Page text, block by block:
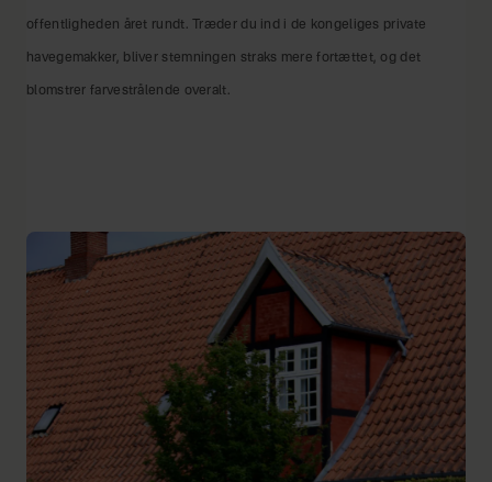
offentligheden året rundt. Træder du ind i de kongeliges private
havegemakker, bliver stemningen straks mere fortættet, og det
blomstrer farvestrålende overalt.